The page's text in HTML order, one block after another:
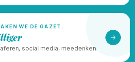
WE DE GAZET.
social media, meedenken.